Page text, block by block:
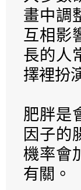
畫中調
互相影
長的人
擇裡扮
肥胖是
因子的
機率會
有關。